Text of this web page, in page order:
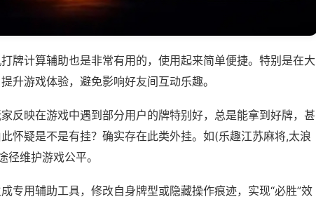
牌计算辅助也是非常有用的，使用起来简单便捷。特别是在大
升游戏体验，避免影响好友间互动乐趣。
反映在游戏中遇到部分用户的牌特别好，总是能拿到好牌，甚
怀疑是不是有挂？确实存在此类外挂。如(乐趣江苏麻将,太浪
维护游戏公平。
专用辅助工具，修改自身牌型或隐藏操作痕迹，实现“必胜”效